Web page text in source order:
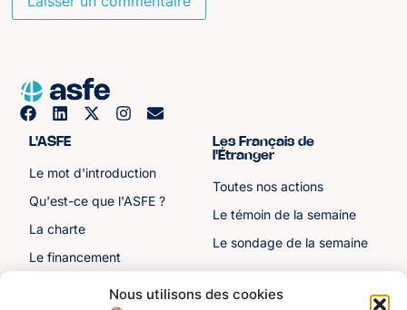
Nous utilisons des cookies
L'ASFE
Le mot d'introduction
Qu'est-ce que l'ASFE ?
La charte
Le financement
Les Français de
l'Étranger
Toutes nos actions
Le témoin de la semaine
Le sondage de la semaine